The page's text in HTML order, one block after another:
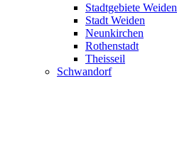
Stadtgebiete Weiden
Stadt Weiden
Neunkirchen
Rothenstadt
Theisseil
Schwandorf